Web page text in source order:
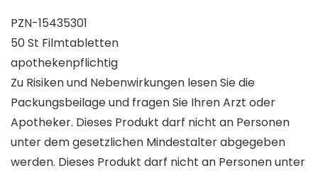
PZN-15435301
50 St Filmtabletten
apothekenpflichtig
Zu Risiken und Nebenwirkungen lesen Sie die
Packungsbeilage und fragen Sie Ihren Arzt oder
Apotheker. Dieses Produkt darf nicht an Personen
unter dem gesetzlichen Mindestalter abgegeben
werden. Dieses Produkt darf nicht an Personen unter